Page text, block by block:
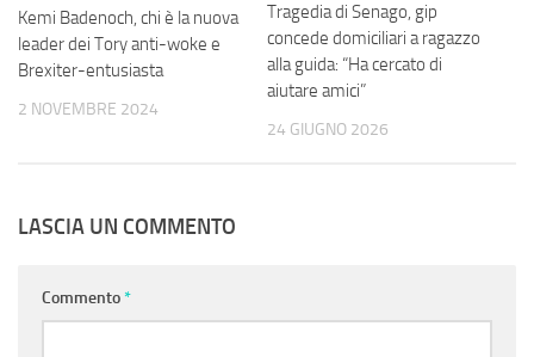
Kemi Badenoch, chi è la nuova
leader dei Tory anti-woke e
Brexiter-entusiasta
2 NOVEMBRE 2024
Tragedia di Senago, gip
concede domiciliari a ragazzo
alla guida: “Ha cercato di
aiutare amici”
24 GIUGNO 2026
LASCIA UN COMMENTO
Commento*